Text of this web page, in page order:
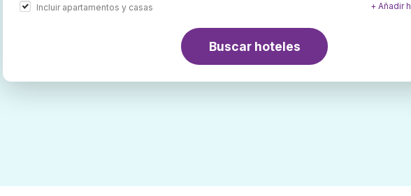
Incluir apartamentos y casas + Añadir
Buscar hoteles